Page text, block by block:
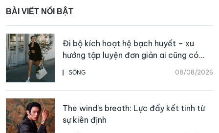
BÀI VIẾT NỔI BẬT
SỐNG 08/08/2026
Đi bộ kích hoạt hệ bạch huyết – xu
hướng tập luyện đơn giản ai cũng có
thể bắt đầu
The wind’s breath: Lực đẩy kết tinh từ
sự kiên định